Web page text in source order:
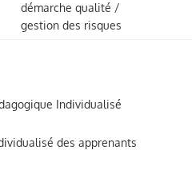
démarche qualité /
gestion des risques
Individualisé
des apprenants